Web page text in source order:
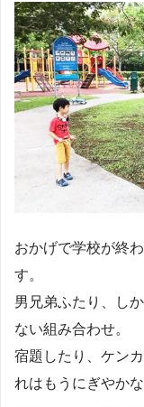
おかげで学校が終
す。
男兄弟ふたり、し
ない組み合わせ。
宿題したり、ケン
れはもうにぎやかな